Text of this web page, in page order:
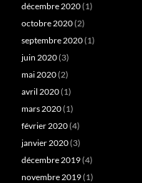
décembre 2020(1)
octobre 2020(2)
septembre 2020(1)
juin 2020(3)
mai 2020(2)
avril 2020(1)
mars 2020(1)
février 2020(4)
janvier 2020(3)
décembre 2019(4)
novembre 2019(1)